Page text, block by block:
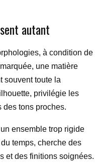
autant
à condition de
une matière
souvent toute la
privilégie les
des tons proches.
ensemble trop rigide
temps, cherche des
et des finitions soignées.